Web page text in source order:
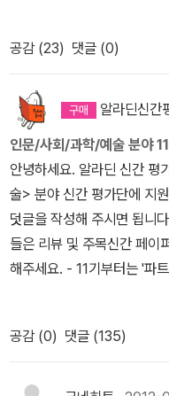
국 제조업의 역사다. 성장과
재벌의 강점과 허점이 고스
다. ‘현대차’ 연구는 곧 ‘한
보다 '실물'을 다루고 있다
내가 더 기다리는 책은 <인
3부작의 마지막 셋째 권이
금한 건 지극히 당연한 노릇
감각을 만나는 인문학자의
체호프의 소설, 피카소와 샤
스키의 영화, 그리고 베토벤
는 인문학자의 강의실에서
로 떠나는 황홀한 모험이다.
을 통해 누구보다 치열하게
감각을 읽어내고, 인간과 세
히 느낄 수 있게 해준다. 문
해서 다루고 있는 것이 이 '
심과 통합적 지성이 어떤 결
잠시 앉아보아도 좋겠다.
기를 대표하는 보수주의 정
진보로>가 나온다. 그간 '민
남긴 송호근이라 책의 무게
토론이 가미돼 있어 한국정
읽는 신세라니!). 3부작의
출간을 고대한다. 중앙일
깨우다 한국에서 근대국가
는가. 사회학자 송호근 교수
뚜렷하고 분명한 모습을 띠
재구성해볼 수 있지만 한국
다.한국의 근대는 그 기원과
의 특질에 대한 분석에 몰두
이 기원의 문제에 항상 갈증
붙였다.물론 근대의 기점과
국사 연구의 뜨거운 쟁점 가
보면, 일본의 식민지 지배
보는 식민지 근대화론이 한
공감 (23) 댓글 (0)
알라딘신간
인문/사회/과학/예술 분야
안녕하세요. 알라딘 신간
술> 분야 신간 평가단에 지
덧글을 작성해 주시면 됩니
들은 리뷰 및 주목신간 페이
해주세요. - 11기부터는 '파
에서 '예'를 선택해 주세
소개 및 하고 싶은 말을 남
공감 (0) 댓글 (135)